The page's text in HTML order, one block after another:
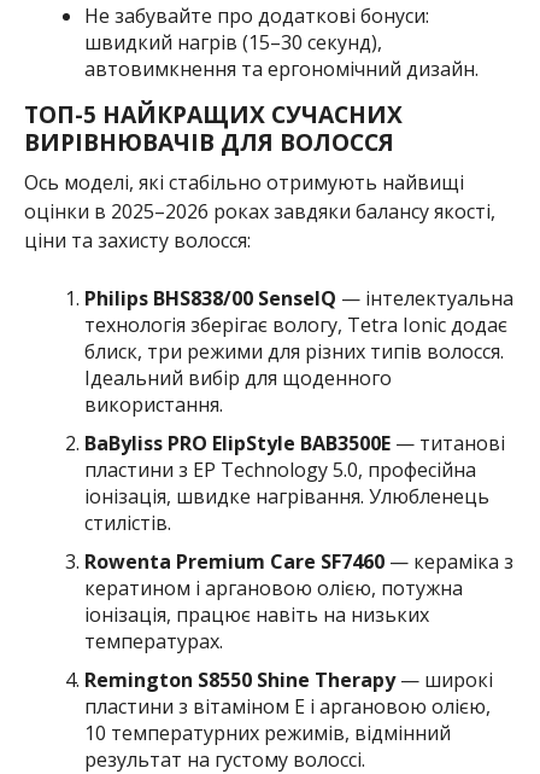
Не забувайте про додаткові бонуси:
швидкий нагрів (15–30 секунд),
автовимкнення та ергономічний дизайн.
ТОП-5 НАЙКРАЩИХ СУЧАСНИХ
ВИРІВНЮВАЧІВ ДЛЯ ВОЛОССЯ
Ось моделі, які стабільно отримують найвищі
оцінки в 2025–2026 роках завдяки балансу якості,
ціни та захисту волосся:
Philips BHS838/00 SenseIQ — інтелектуальна
технологія зберігає вологу, Tetra Ionic додає
блиск, три режими для різних типів волосся.
Ідеальний вибір для щоденного
використання.
BaByliss PRO ElipStyle BAB3500E— титанові
пластини з EP Technology 5.0, професійна
іонізація, швидке нагрівання. Улюбленець
стилістів.
Rowenta Premium Care SF7460— кераміка з
кератином і аргановою олією, потужна
іонізація, працює навіть на низьких
температурах.
Remington S8550 Shine Therapy— широкі
пластини з вітаміном E і аргановою олією,
10 температурних режимів, відмінний
результат на густому волоссі.